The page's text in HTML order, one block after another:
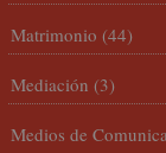
Matrimonio (44)
Mediación (3)
Medios de